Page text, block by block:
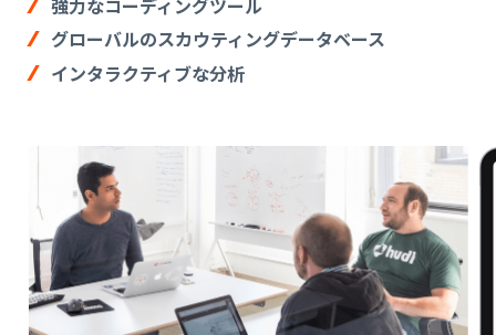
強力なコーディングツール
グローバルのスカウティングデータベース
インタラクティブな分析